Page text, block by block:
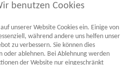
benutzen Cookies
unserer Website Cookies ein. Einige von
während andere uns helfen unser
zu verbessern. Sie können dies
oder ablehnen. Bei Ablehnung werden
der Website nur eingeschränkt